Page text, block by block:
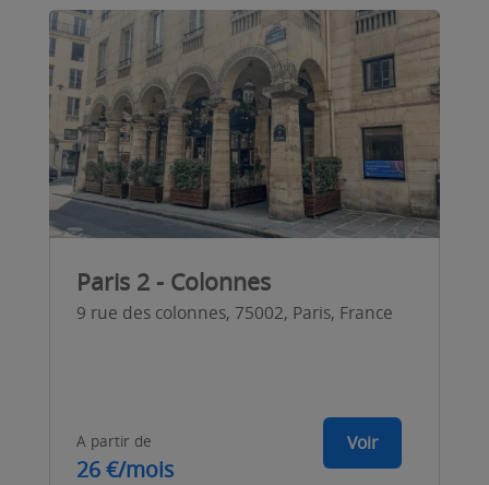
Paris 2 - Colonnes
9 rue des colonnes, 75002, Paris, France
A partir de
26 €/mois
Voir